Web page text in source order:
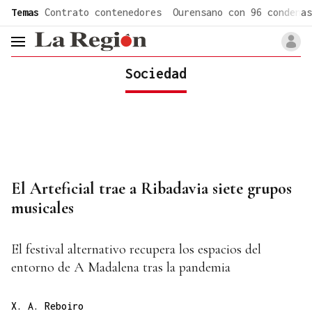
Temas Contrato contenedores Ourensano con 96 condenas
header.menu.open
Sociedad
El Arteficial trae a Ribadavia siete grupos
musicales
El festival alternativo recupera los espacios del
entorno de A Madalena tras la pandemia
X. A. Reboiro